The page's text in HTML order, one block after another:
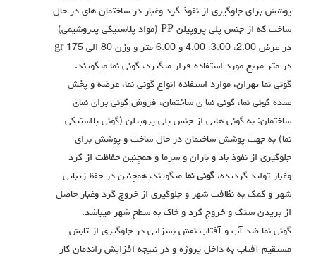
پوشش برای جلوگیری از نفوذ گرد وغبار در ساختمان های در حال
ساخت که از جنس پلی پروپیلن PP (مواد پلاستیکی پتروشیمی)
در عرض 2.00، 3.00، 4.00 و 6.00 متر و وزن 80 الی 175 gr
در متر مربع مورد استفاده قرار میگیرد، گونی نما میگویند.
گونی نما تهران، موارد استفاده انواع گونی نما، عرضه و پخش
عمده گونی نما، گونی نما ی ساختمان، فروش گونی برای نمای
ساختمان: به گونی هایی از جنس پلی پروپیلن (گونی پلاستیکی
نما) به جهت پوشش ساختمان در حال ساخت و پوشش برای
جلوگیری از نفوذ باد و باران و سرما و همچنین حفاظت از گرد
وغبار تولید گردیده، گونی نما میگویند، همچنین در حفظ زیبایی
شهر و کمک به نظافت شهر و جلوگیری از خروج گرد وغبار حاصل
از بریدن سنگ و خروج گرد و خاک به سطح شهر میباشد.
گونی نما ضد آب و آفتاب نقش بسزایی در جلوگیری از تابش
مستقیم آفتاب به داخل پروژه و در نتیجه افزایش راندمان کار